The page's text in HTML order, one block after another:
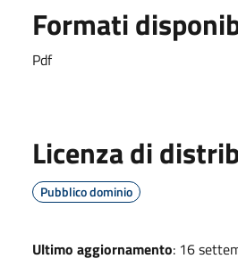
Formati
Pdf
Licenza di
Pubblico dominio
Ultimo aggiornamento: 16